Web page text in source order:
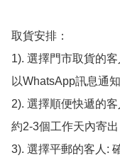
取貨安排：
1). 選擇門市取貨的
以WhatsApp訊息通
2). 選擇順便快遞的
約2-3個工作天內寄出
3). 選擇平郵的客人: